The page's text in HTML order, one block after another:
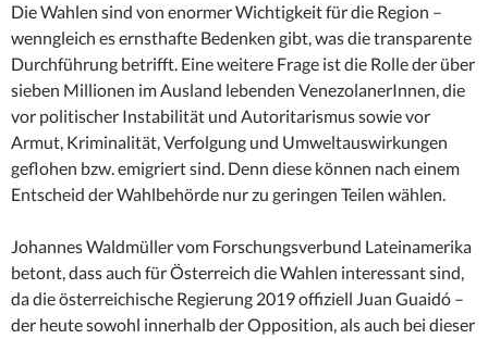
Die Wahlen sind von enormer Wichtigkeit für die Region –
wenngleich es ernsthafte Bedenken gibt, was die transparente
Durchführung betrifft. Eine weitere Frage ist die Rolle der über
sieben Millionen im Ausland lebenden VenezolanerInnen, die
vor politischer Instabilität und Autoritarismus sowie vor
Armut, Kriminalität, Verfolgung und Umweltauswirkungen
geflohen bzw. emigriert sind. Denn diese können nach einem
Entscheid der Wahlbehörde nur zu geringen Teilen wählen.
Johannes Waldmüller vom Forschungsverbund Lateinamerika
betont, dass auch für Österreich die Wahlen interessant sind,
da die österreichische Regierung 2019 offiziell Juan Guaidó –
der heute sowohl innerhalb der Opposition, als auch bei dieser